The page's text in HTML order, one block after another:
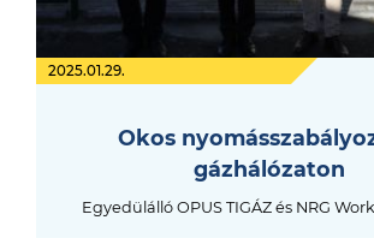
2025.01.29.
Okos
gázhálózaton
Egyedülálló OPUS TIGÁZ és NRG